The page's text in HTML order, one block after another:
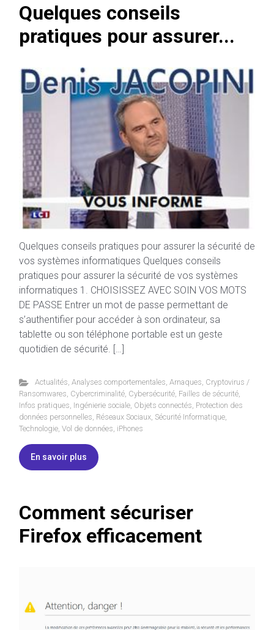
Quelques conseils
pratiques pour assurer...
Quelques conseils pratiques pour assurer la sécurité de
vos systèmes informatiques Quelques conseils
pratiques pour assurer la sécurité de vos systèmes
informatiques 1. CHOISISSEZ AVEC SOIN VOS MOTS
DE PASSE Entrer un mot de passe permettant de
s’authentifier pour accéder à son ordinateur, sa
tablette ou son téléphone portable est un geste
quotidien de sécurité. […]
Actualités, Analyses comportementales, Arnaques, Cryptovirus /
Ransomwares, Cybercriminalité, Cybersécurité, Failles de sécurité,
Infos pratiques, Ingénierie sociale, Objets connectés, Protection des
données personnelles, Réseaux Sociaux, Sécurité Informatique,
Technologie, Vol de données, iPhones
En savoir plus
Comment sécuriser
Firefox efficacement